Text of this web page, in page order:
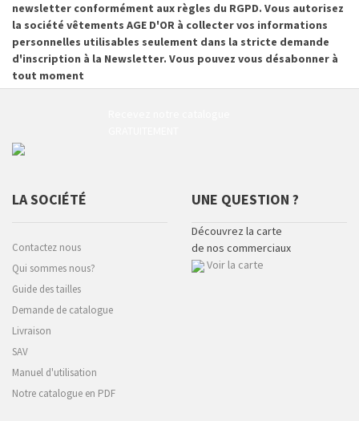
newsletter conformément aux règles du RGPD. Vous autorisez
la société vêtements AGE D'OR à collecter vos informations
personnelles utilisables seulement dans la stricte demande
d'inscription à la Newsletter. Vous pouvez vous désabonner à
tout moment
LA SOCIÉTÉ
Contactez nous
Qui sommes nous?
Guide des tailles
Demande de catalogue
Livraison
SAV
Manuel d'utilisation
Notre catalogue en PDF
UNE QUESTION ?
Découvrez la carte
de nos commerciaux
Voir la carte